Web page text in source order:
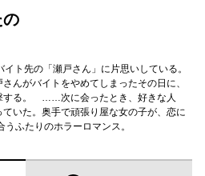
の
ト先の「瀬戸さん」に片思いしている。
んがバイトをやめてしまったその日に、
する。 ……次に会ったとき、好きな人
いた。奥手で頑張り屋な女の子が、恋に
ふたりのホラーロマンス。